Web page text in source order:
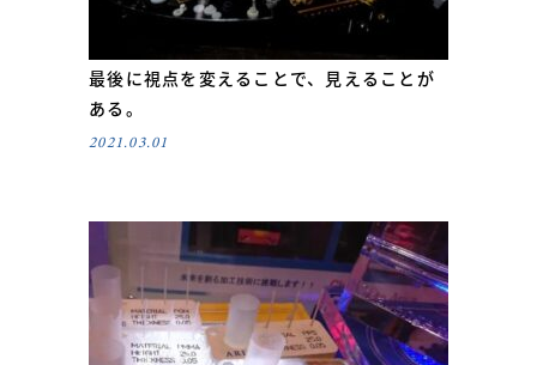
最後に視点を変えることで、見えることが
ある。
2021.03.01